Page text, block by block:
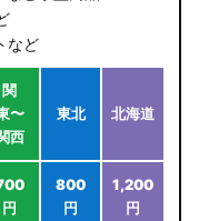
など
関
〜
西
東北 北海道
円
800
円
1,200
円